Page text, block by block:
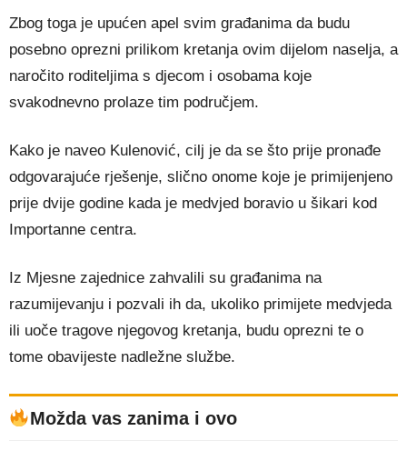
Zbog toga je upućen apel svim građanima da budu
posebno oprezni prilikom kretanja ovim dijelom naselja, a
naročito roditeljima s djecom i osobama koje
svakodnevno prolaze tim područjem.
Kako je naveo Kulenović, cilj je da se što prije pronađe
odgovarajuće rješenje, slično onome koje je primijenjeno
prije dvije godine kada je medvjed boravio u šikari kod
Importanne centra.
Iz Mjesne zajednice zahvalili su građanima na
razumijevanju i pozvali ih da, ukoliko primijete medvjeda
ili uoče tragove njegovog kretanja, budu oprezni te o
tome obavijeste nadležne službe.
Možda vas zanima i ovo